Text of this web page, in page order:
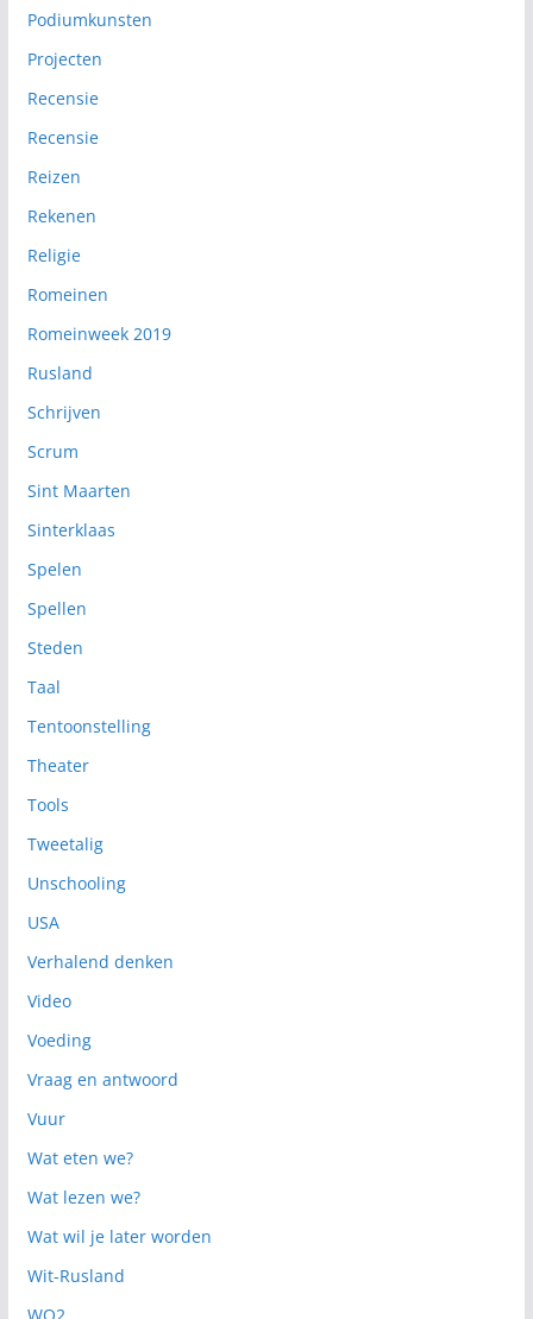
Podiumkunsten
Projecten
Recensie
Recensie
Reizen
Rekenen
Religie
Romeinen
Romeinweek 2019
Rusland
Schrijven
Scrum
Sint Maarten
Sinterklaas
Spelen
Spellen
Steden
Taal
Tentoonstelling
Theater
Tools
Tweetalig
Unschooling
USA
Verhalend denken
Video
Voeding
Vraag en antwoord
Vuur
Wat eten we?
Wat lezen we?
Wat wil je later worden
Wit-Rusland